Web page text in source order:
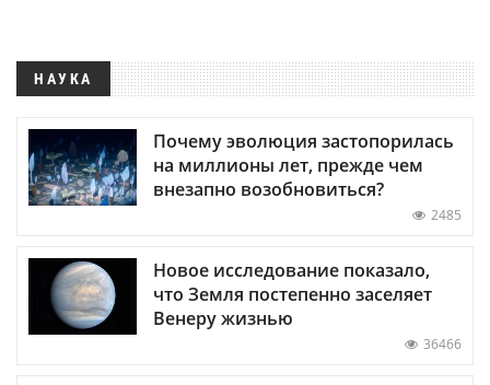
НАУКА
Почему эволюция застопорилась
на миллионы лет, прежде чем
внезапно возобновиться?
2485
Новое исследование показало,
что Земля постепенно заселяет
Венеру жизнью
36466